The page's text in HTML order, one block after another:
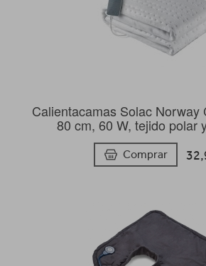
Calientacamas Solac Norway
80 cm, 60 W, tejido polar
Comprar